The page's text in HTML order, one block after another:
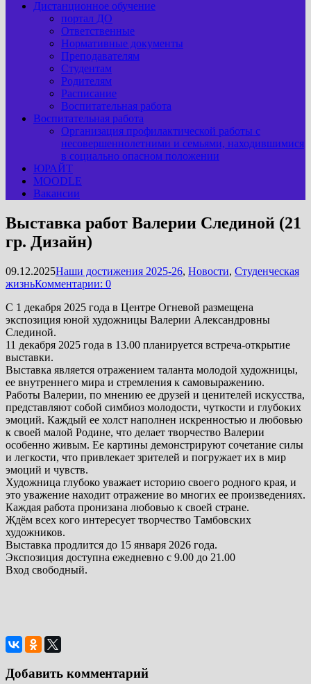
Дистанционное обучение
портал ДО
Ответственные
Нормативные документы
Преподавателям
Студентам
Родителям
Расписание
Воспитательная работа
Воспитательная работа
Организация профилактической работы с
несовершеннолетними и семьями, находившимися
в социально опасном положении
ЮРАЙТ
MOODLE
Вакансии
Выставка работ Валерии Слединой (21
гр. Дизайн)
09.12.2025Наши достижения 2025-26, Новости, Студенческая
жизньКомментарии: 0
С 1 декабря 2025 года в Центре Огневой размещена
экспозиция юной художницы Валерии Александровны
Слединой.
11 декабря 2025 года в 13.00 планируется встреча-открытие
выставки.
Выставка является отражением таланта молодой художницы,
ее внутреннего мира и стремления к самовыражению.
Работы Валерии, по мнению ее друзей и ценителей искусства,
представляют собой симбиоз молодости, чуткости и глубоких
эмоций. Каждый ее холст наполнен искренностью и любовью
к своей малой Родине, что делает творчество Валерии
особенно живым. Ее картины демонстрируют сочетание силы
и легкости, что привлекает зрителей и погружает их в мир
эмоций и чувств.
Художница глубоко уважает историю своего родного края, и
это уважение находит отражение во многих ее произведениях.
Каждая работа пронизана любовью к своей стране.
Ждём всех кого интересует творчество Тамбовских
художников.
Выставка продлится до 15 января 2026 года.
Экспозиция доступна ежедневно с 9.00 до 21.00
Вход свободный.
Добавить комментарий